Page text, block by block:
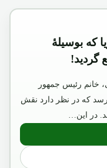
که بوسیلۀ
گردید!
خانم رئیس جمهور
که در نظر دارد نقش
در این…
و تبلیغاتی ملکه ثریا که